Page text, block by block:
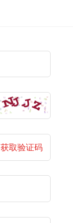
获取验证码